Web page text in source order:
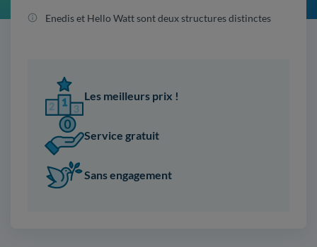
Enedis et Hello Watt sont deux structures distinctes
Les meilleurs prix !
Service gratuit
Sans engagement